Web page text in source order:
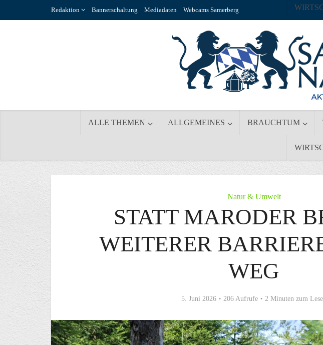
Redaktion Bannerschaltung Mediadaten Webcams Samerberg
ALLE THEMEN ALLGEMEINES BRAUCHTUM
Natur & Umwelt
STATT MARODER
WEITERER
WEG
5. Juni 2026 206 Aufrufe 2 Minuten zum